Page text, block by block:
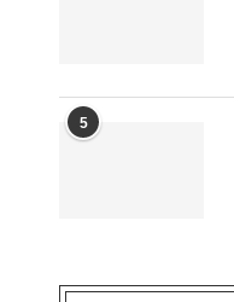
5